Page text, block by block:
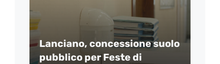
Lanciano, concessione suolo
pubblico per Feste di